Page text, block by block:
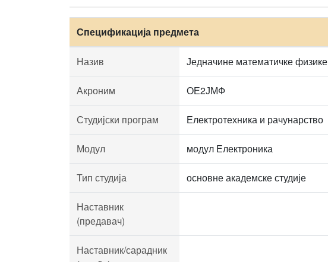
Спецификација предмета
Назив Једначине математичке физике
Акроним ОЕ2ЈМФ
Студијски програм Електротехника и рачунарство
Модул модул Електроника
Тип студија основне академске студије
Наставник
(предавач)
Наставник/сарадник